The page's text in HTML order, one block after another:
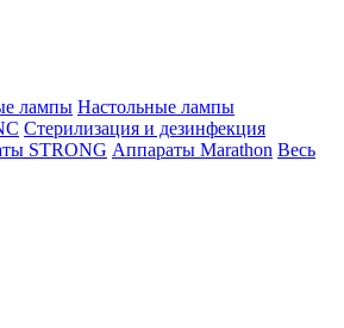
лампы Настольные лампы
Стерилизация и дезинфекция
STRONG Аппараты Marathon Весь